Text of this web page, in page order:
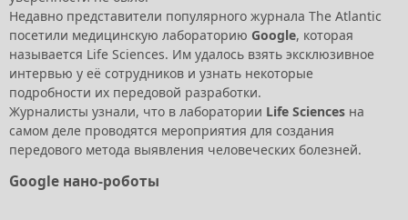
Недавно представители популярного журнала The Atlantic
посетили медицинскую лабораторию Google, которая
называется Life Sciences. Им удалось взять эксклюзивное
интервью у её сотрудников и узнать некоторые
подробности их передовой разработки.
Журналисты узнали, что в лаборатории Life Sciences на
самом деле проводятся мероприятия для создания
передового метода выявления человеческих болезней.
Google нано-роботы